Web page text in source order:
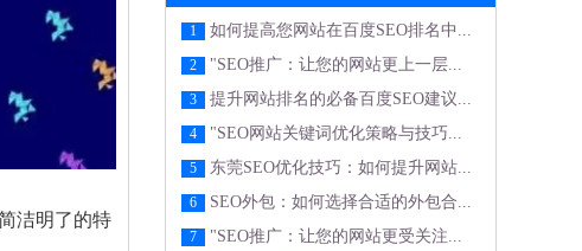
洁明了的特
1 如何提高您网站在百度SEO排名中...
2 "SEO推广：让您的网站更上一层...
3 提升网站排名的必备百度SEO建议...
4 "SEO网站关键词优化策略与技巧...
5 东莞SEO优化技巧：如何提升网站...
6 SEO外包：如何选择合适的外包合...
7 "SEO推广：让您的网站更受关注...